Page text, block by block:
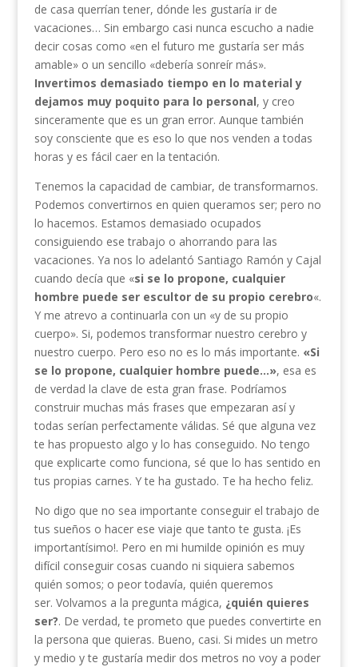
de casa querrían tener, dónde les gustaría ir de
vacaciones… Sin embargo casi nunca escucho a nadie
decir cosas como «en el futuro me gustaría ser más
amable» o un sencillo «debería sonreír más».
Invertimos demasiado tiempo en lo material y
dejamos muy poquito para lo personal, y creo
sinceramente que es un gran error. Aunque también
soy consciente que es eso lo que nos venden a todas
horas y es fácil caer en la tentación.
Tenemos la capacidad de cambiar, de transformarnos.
Podemos convertirnos en quien queramos ser; pero no
lo hacemos. Estamos demasiado ocupados
consiguiendo ese trabajo o ahorrando para las
vacaciones. Ya nos lo adelantó Santiago Ramón y Cajal
cuando decía que «si se lo propone, cualquier
hombre puede ser escultor de su propio cerebro«.
Y me atrevo a continuarla con un «y de su propio
cuerpo». Si, podemos transformar nuestro cerebro y
nuestro cuerpo. Pero eso no es lo más importante. «Si
se lo propone, cualquier hombre puede…», esa es
de verdad la clave de esta gran frase. Podríamos
construir muchas más frases que empezaran así y
todas serían perfectamente válidas. Sé que alguna vez
te has propuesto algo y lo has conseguido. No tengo
que explicarte como funciona, sé que lo has sentido en
tus propias carnes. Y te ha gustado. Te ha hecho feliz.
No digo que no sea importante conseguir el trabajo de
tus sueños o hacer ese viaje que tanto te gusta. ¡Es
importantísimo!. Pero en mi humilde opinión es muy
difícil conseguir cosas cuando ni siquiera sabemos
quién somos; o peor todavía, quién queremos
ser. Volvamos a la pregunta mágica, ¿quién quieres
ser?. De verdad, te prometo que puedes convertirte en
la persona que quieras. Bueno, casi. Si mides un metro
y medio y te gustaría medir dos metros no voy a poder